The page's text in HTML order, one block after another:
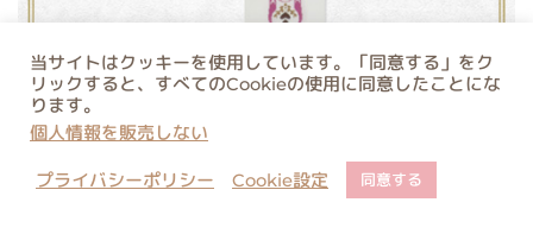
当サイトはクッキーを使用しています。「同意する」をク
リックすると、すべてのCookieの使用に同意したことにな
ります。
個人情報を販売しない
プライバシーポリシー Cookie設定 同意する